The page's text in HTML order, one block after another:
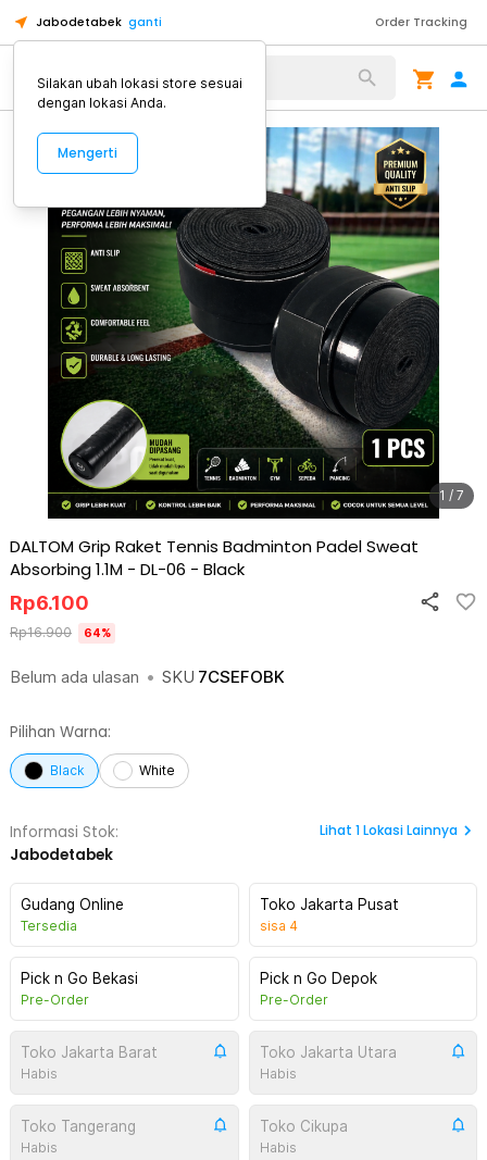
Jabodetabek ganti Order Tracking
Alat Kopi
1 / 7
DALTOM Grip Raket Tennis Badminton Padel Sweat
Absorbing 1.1M - DL-06 - Black
Belum ada ulasan • SKU 7CSEFOBK
Rp6.100
Rp16.900 64%
Pilihan Warna:
Black White
Informasi Stok:
Jabodetabek
Lihat 1Lokasi Lainnya
Gudang Online
Tersedia
Toko Jakarta Pusat
sisa 4
Pick n Go Bekasi
Pre-Order
Pick n Go Depok
Pre-Order
Toko Jakarta Barat
Habis
Toko Jakarta Utara
Habis
Toko Tangerang
Habis
Toko Cikupa
Habis
Silakan ubah lokasi store sesuai
dengan lokasi Anda.
Mengerti